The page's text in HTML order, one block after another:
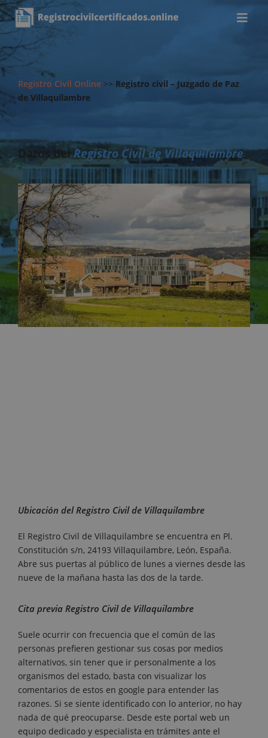
Registro Civil Online >> Registro civil – Juzgado de Paz
de Villaquilambre
Datos delRegistro Civil de Villaquilambre
Ubicación del Registro Civil de Villaquilambre
El Registro Civil de Villaquilambre se encuentra en Pl.
Constitución s/n, 24193 Villaquilambre, León, España.
Abre sus puertas al público de lunes a viernes desde las
nueve de la mañana hasta las dos de la tarde.
Cita previa Registro Civil de Villaquilambre
Suele ocurrir con frecuencia que el común de las
personas prefieren gestionar sus cosas por medios
alternativos, sin tener que ir personalmente a los
organismos del estado, basta con visualizar los
comentarios de estos en google para entender las
razones. Si se siente identificado con lo anterior, no hay
nada de qué preocuparse. Desde este portal web un
equipo dedicado y especialista en trámites ante el